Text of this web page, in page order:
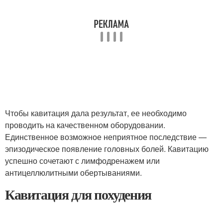
Чтобы кавитация дала результат, ее необходимо
проводить на качественном оборудовании.
Единственное возможное неприятное последствие —
эпизодическое появление головных болей. Кавитацию
успешно сочетают с лимфодренажем или
антицеллюлитными обертываниями.
Кавитация для похудения